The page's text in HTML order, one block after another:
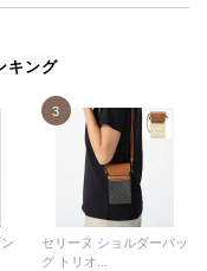
キング
3
セリーヌ ショルダーバッ
グ トリオ...